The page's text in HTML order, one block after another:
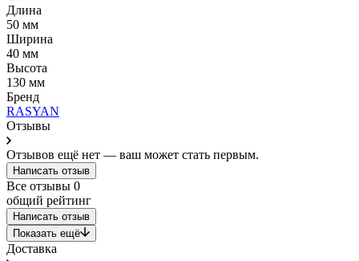
Длина
50 мм
Ширина
40 мм
Высота
130 мм
Бренд
RASYAN
Отзывы
Отзывов ещё нет — ваш может стать первым.
Написать отзыв
Все отзывы 0
общий рейтинг
Написать отзыв
Показать ещё
Доставка